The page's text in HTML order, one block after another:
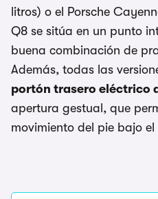
litros) o el Porsche
Q8 se sitúa en un punto
buena combinación de
Además, todas las
portón trasero eléctrico
apertura gestual, que
movimiento del pie bajo